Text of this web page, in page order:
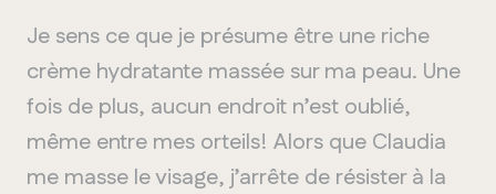
Je sens ce que je présume être une riche
crème hydratante massée sur ma peau. Une
fois de plus, aucun endroit n’est oublié,
même entre mes orteils! Alors que Claudia
me masse le visage, j’arrête de résister à la